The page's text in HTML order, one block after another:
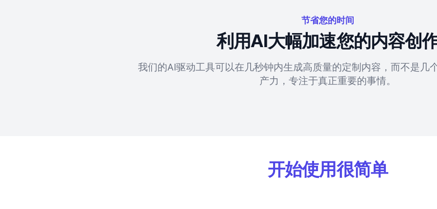
节省您的时间
利用AI大幅加速您的内容创
我们的AI驱动工具可以在几秒钟内生成高质量的定制内容，而不是几
产力，专注于真正重要的事情。
开始使用很简单